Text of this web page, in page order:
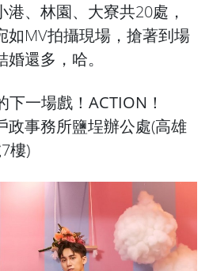
、林園、大寮共20處，
如MV拍攝現場，搶著到場
還多，哈。
一場戲！ACTION！
政事務所鹽埕辦公處(高雄
樓)